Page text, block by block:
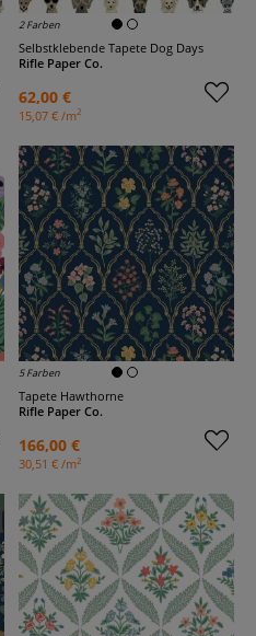
2 Farben
Selbstklebende Tapete Dog Days
Rifle Paper Co.
62,00 €
15,07 € /m2
5 Farben
Tapete Hawthorne
Rifle Paper Co.
166,00 €
30,51 € /m2